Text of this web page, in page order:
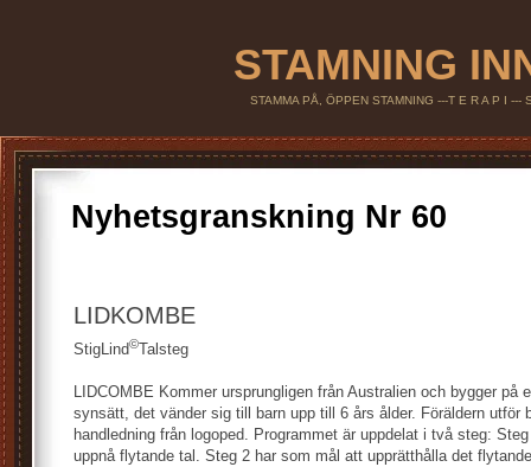
STAMNING
STAMMA PÅ, ÖPPEN STAMNING ---T E R A P I
Nyhetsgranskning Nr 60
LIDKOMBE
StigLind©Talsteg
LIDCOMBE Kommer ursprungligen från Australien och bygger på
synsätt, det vänder sig till barn upp till 6 års ålder. Föräldern utför
handledning från logoped. Programmet är uppdelat i två steg:
uppnå flytande tal. Steg 2 har som mål att upprätthålla det